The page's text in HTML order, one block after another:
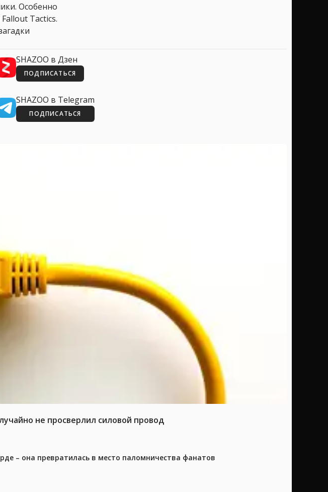
Особенно
Tactics.
SHAZOO в Дзен
ПОДПИСАТЬСЯ
SHAZOO в Telegram
ПОДПИСАТЬСЯ
не просверлил силовой провод
– она превратилась в место паломничества фанатов